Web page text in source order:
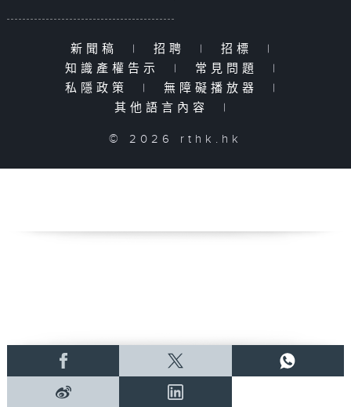
新聞稿 | 招聘 | 招標
|
知識產權告示
| 常見問題
|
私隱政策
| 無障礙播放器
|
其他語言內容
|
© 2026 rthk.hk